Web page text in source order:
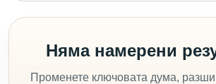
Няма намерени
Променете ключовата дума,